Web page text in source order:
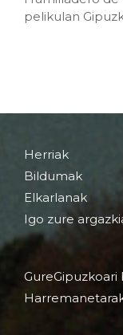
pelikulan
Herriak
Bildumak
Elkarlanak
Igo zure
GureGipuzkoari